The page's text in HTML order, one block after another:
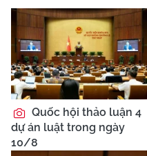
Quốc hội thảo luận 4
dự án luật trong ngày
10/8